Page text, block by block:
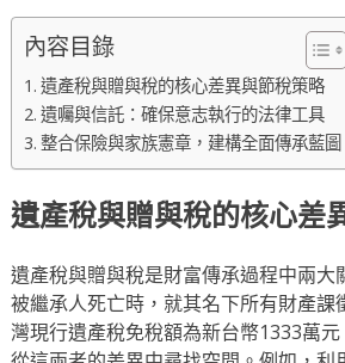
內容目錄
遺產稅與贈與稅的核心差異與節稅策略
遺囑與信託：確保意志執行的法律工具
整合保險與家族憲章，建構全面傳承藍圖
遺產稅與贈與稅的核心差
遺產稅與贈與稅是財富傳承過程中兩
被繼承人死亡時，就其名下所有財產
灣現行遺產稅免稅額為新台幣1333萬